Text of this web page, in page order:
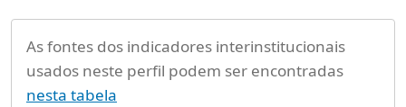
As fontes dos indicadores interinstitucionais
usados neste perfil podem ser encontradas
nesta tabela